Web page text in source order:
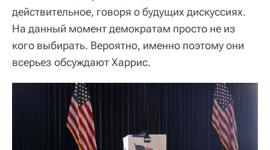
действительное, говоря о будущих дискуссиях.
На данный момент демократам просто не из
кого выбирать. Вероятно, именно поэтому они
всерьез обсуждают Харрис.